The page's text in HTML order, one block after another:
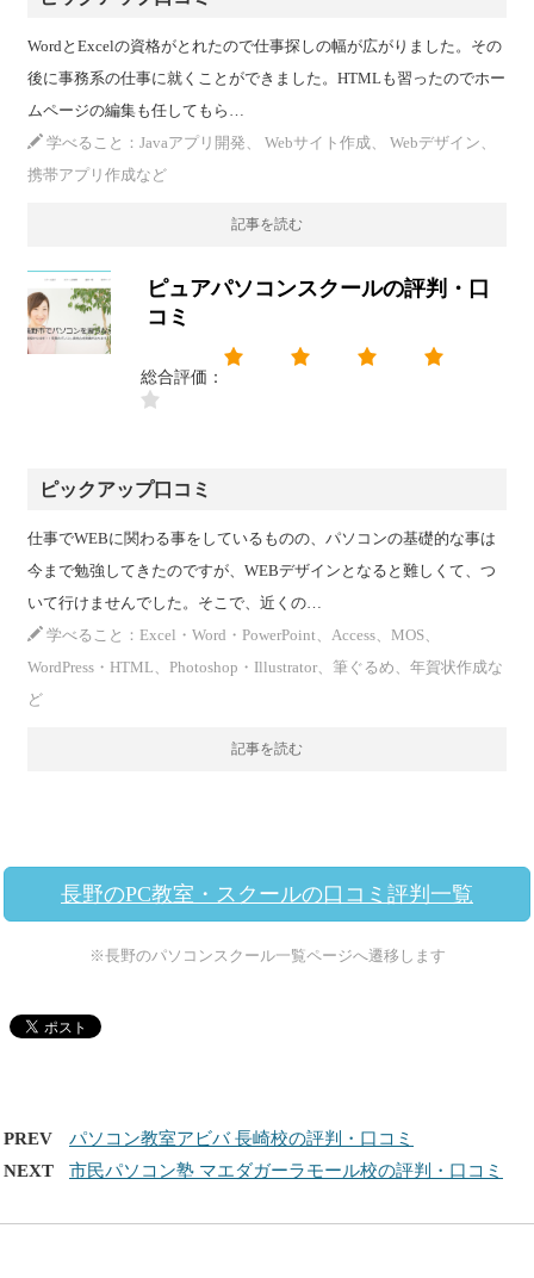
WordとExcelの資格がとれたので仕事探しの幅が広がりました。その
後に事務系の仕事に就くことができました。HTMLも習ったのでホー
ムページの編集も任してもら…
学べること：Javaアプリ開発、 Webサイト作成、 Webデザイン、
携帯アプリ作成など
記事を読む
ピュアパソコンスクールの評判・口
コミ
総合評価：
ピックアップ口コミ
仕事でWEBに関わる事をしているものの、パソコンの基礎的な事は
今まで勉強してきたのですが、WEBデザインとなると難しくて、つ
いて行けませんでした。そこで、近くの…
学べること：Excel・Word・PowerPoint、Access、MOS、
WordPress・HTML、Photoshop・Illustrator、筆ぐるめ、年賀状作成な
ど
記事を読む
長野のPC教室・スクールの口コミ評判一覧
※長野のパソコンスクール一覧ページへ遷移します
PREV
パソコン教室アビバ 長崎校の評判・口コミ
NEXT
市民パソコン塾 マエダガーラモール校の評判・口コミ